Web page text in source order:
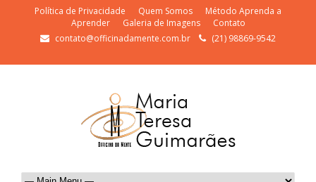
Política de Privacidade Quem Somos
Método Aprenda a
Aprender
Galeria de Imagens
Contato
contato@officinadamente.com.br
(21) 98869-9542